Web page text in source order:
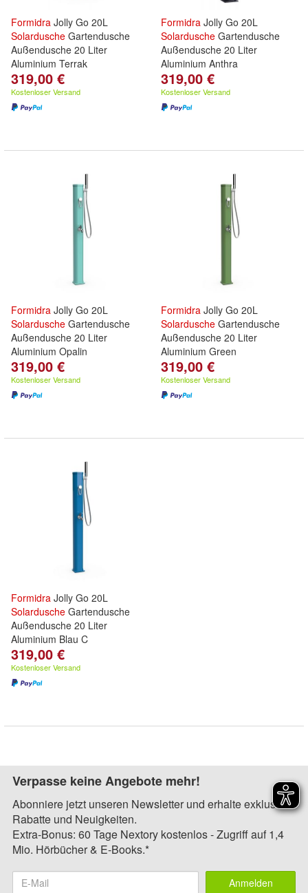
Formidra Jolly Go 20L
Solardusche Gartendusche
Außendusche 20 Liter
Aluminium Terrak
319,00 €
Kostenloser Versand
Formidra Jolly Go 20L
Solardusche Gartendusche
Außendusche 20 Liter
Aluminium Anthra
319,00 €
Kostenloser Versand
Formidra Jolly Go 20L
Solardusche Gartendusche
Außendusche 20 Liter
Aluminium Opalin
319,00 €
Kostenloser Versand
Formidra Jolly Go 20L
Solardusche Gartendusche
Außendusche 20 Liter
Aluminium Green
319,00 €
Kostenloser Versand
Formidra Jolly Go 20L
Solardusche Gartendusche
Außendusche 20 Liter
Aluminium Blau C
319,00 €
Kostenloser Versand
Verpasse keine Angebote mehr!
Abonniere jetzt unseren Newsletter und erhalte exklusive
Rabatte und Neuigkeiten.
Extra-Bonus: 60 Tage Nextory kostenlos - Zugriff auf 1,4
Mio. Hörbücher & E-Books.*
Anmelden